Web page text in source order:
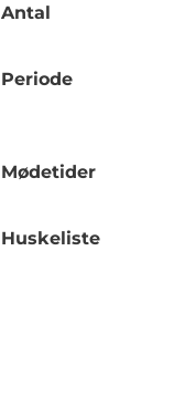
Antal
Periode
Mødetider
Huskeliste